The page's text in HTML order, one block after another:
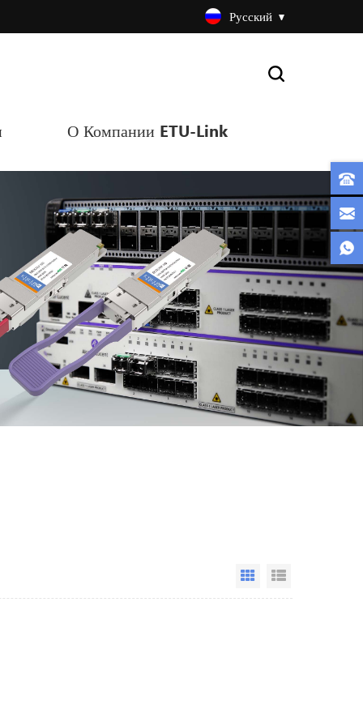
Русский
О Компании ETU-Link
Grid View